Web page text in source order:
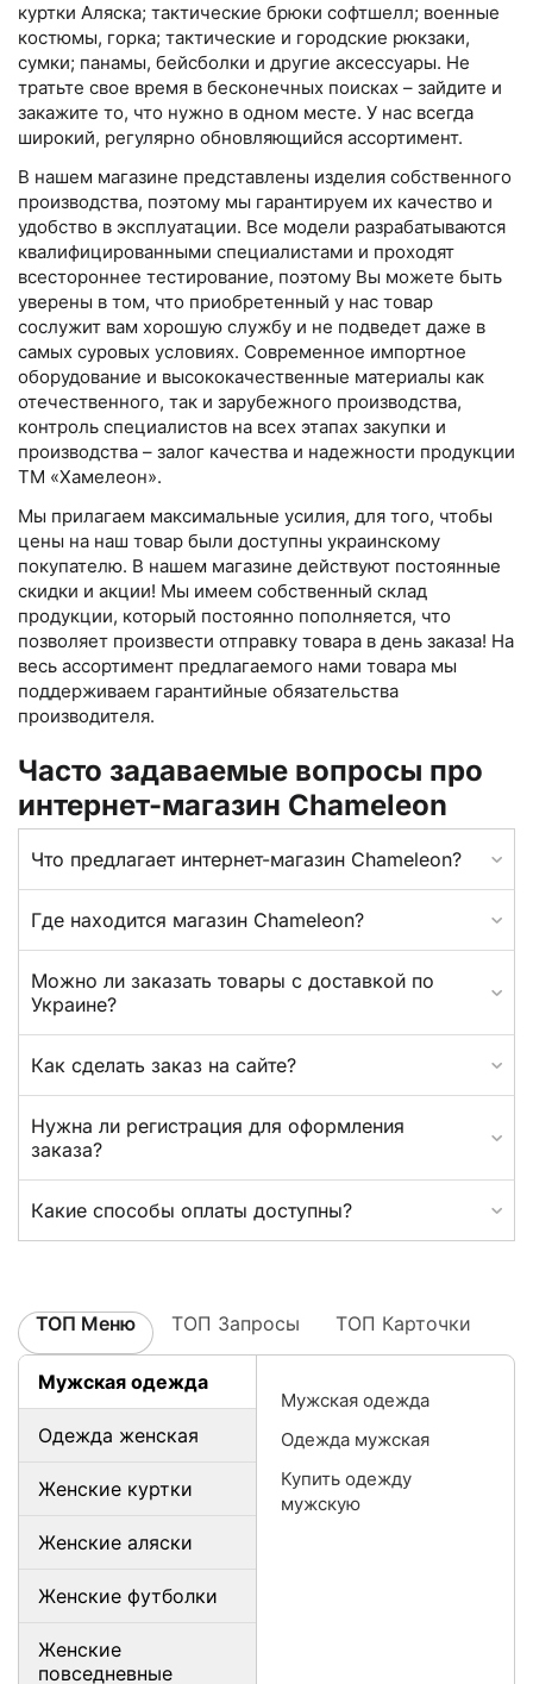
куртки Аляска; тактические брюки софтшелл; военные
костюмы, горка; тактические и городские рюкзаки,
сумки; панамы, бейсболки и другие аксессуары. Не
тратьте свое время в бесконечных поисках – зайдите и
закажите то, что нужно в одном месте. У нас всегда
широкий, регулярно обновляющийся ассортимент.
В нашем магазине представлены изделия собственного
производства, поэтому мы гарантируем их качество и
удобство в эксплуатации. Все модели разрабатываются
квалифицированными специалистами и проходят
всестороннее тестирование, поэтому Вы можете быть
уверены в том, что приобретенный у нас товар
сослужит вам хорошую службу и не подведет даже в
самых суровых условиях. Современное импортное
оборудование и высококачественные материалы как
отечественного, так и зарубежного производства,
контроль специалистов на всех этапах закупки и
производства – залог качества и надежности продукции
ТМ «Хамелеон».
Мы прилагаем максимальные усилия, для того, чтобы
цены на наш товар были доступны украинскому
покупателю. В нашем магазине действуют постоянные
скидки и акции! Мы имеем собственный склад
продукции, который постоянно пополняется, что
позволяет произвести отправку товара в день заказа! На
весь ассортимент предлагаемого нами товара мы
поддерживаем гарантийные обязательства
производителя.
Часто задаваемые вопросы про
интернет-магазин Chameleon
Что предлагает интернет-магазин Chameleon?
Где находится магазин Chameleon?
Можно ли заказать товары с доставкой по
Украине?
Как сделать заказ на сайте?
Нужна ли регистрация для оформления
заказа?
Какие способы оплаты доступны?
ТОП Меню ТОП Запросы ТОП Карточки
Мужская одежда
Одежда женская
Женские куртки
Женские аляски
Женские футболки
Женские
повседневные
Мужская одежда
Одежда мужская
Купить одежду
мужскую